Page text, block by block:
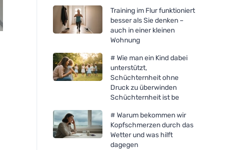
Training im Flur funktioniert
besser als Sie denken –
auch in einer kleinen
Wohnung
# Wie man ein Kind dabei
unterstützt,
Schüchternheit ohne
Druck zu überwinden
Schüchternheit ist be
# Warum bekommen wir
Kopfschmerzen durch das
Wetter und was hilft
dagegen